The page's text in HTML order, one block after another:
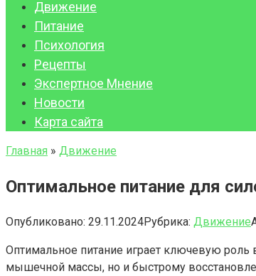
Движение
Питание
Психология
Рецепты
Экспертное Мнение
Новости
Карта сайта
Главная » Движение
Оптимальное питание для
Опубликовано: 29.11.2024Рубрика: Движение
Оптимальное питание играет ключевую роль
мышечной массы, но и быстрому